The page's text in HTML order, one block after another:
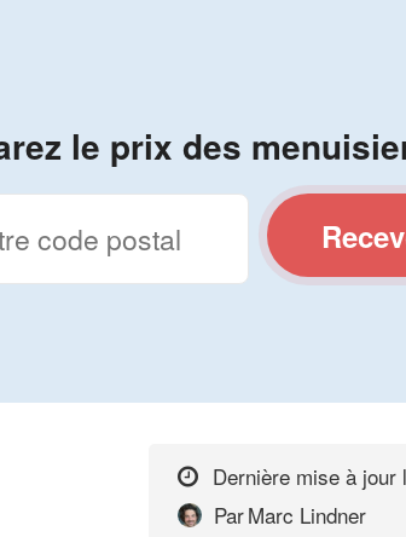
le prix des
Dernière mise à jour
ParMarc Lindner